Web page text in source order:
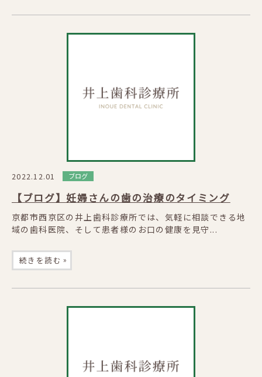
2022.12.01 ブログ
【ブログ】妊婦さんの歯の治療のタイミング
京都市西京区の井上歯科診療所では、気軽に相談できる地
域の歯科医院、そして患者様のお口の健康を見守...
続きを読む »